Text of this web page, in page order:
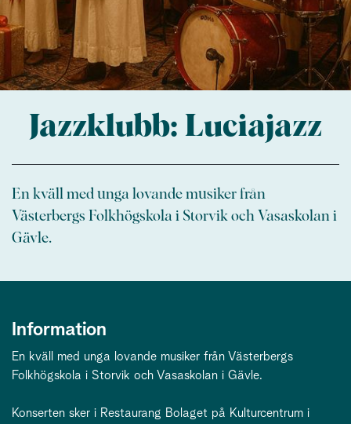
Jazzklubb: Luciajazz
En kväll med unga lovande musiker från
Västerbergs Folkhögskola i Storvik och Vasaskolan i
Gävle.
Information
En kväll med unga lovande musiker från Västerbergs
Folkhögskola i Storvik och Vasaskolan i Gävle.
Konserten sker i Restaurang Bolaget på Kulturcentrum i